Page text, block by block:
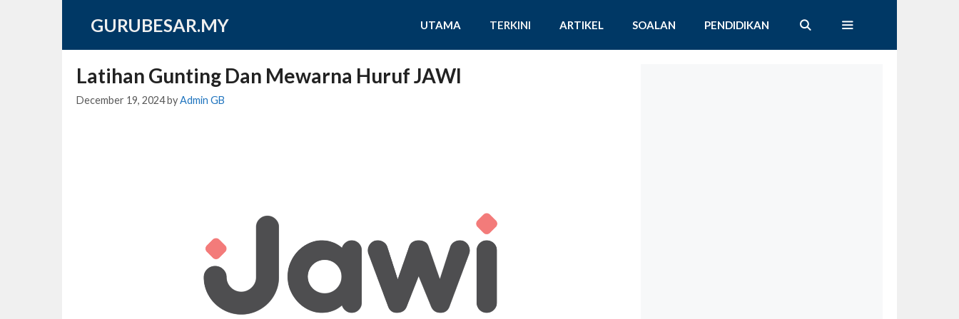
GURUBESAR.MY UTAMA TERKINI ARTIKEL SOALAN PENDIDIKAN
Latihan Gunting Dan Mewarna Huruf JAWI
December 19, 2024byAdmin GB